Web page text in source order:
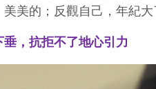
美的；反觀自己，年紀
垂，抗拒不了地心引力